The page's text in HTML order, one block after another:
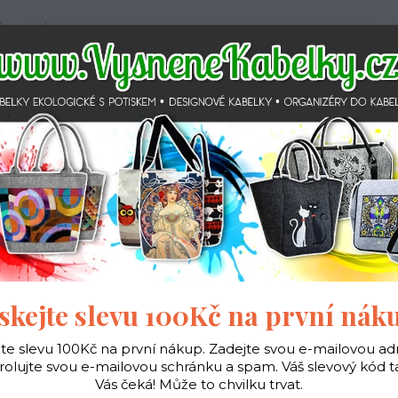
JAK NAKUPOVAT KONTAKTY
Hledat
Vaky na záda Polštáře Doplňky
ekologické Kabelky velké Kabelky City antracit Kabelka City -
City - Kruhy -
slevu 100Kč na první
slevu 100Kč na první nákup. Zadejte svou e-mailovou
svou e-mailovou schránku a spam. Váš slevový kód
Vás čeká! Může to chvilku trvat.